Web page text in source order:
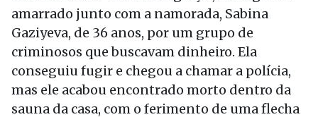
amarrado junto com a namorada, Sabina
Gaziyeva, de 36 anos, por um grupo de
criminosos que buscavam dinheiro. Ela
conseguiu fugir e chegou a chamar a polícia,
mas ele acabou encontrado morto dentro da
sauna da casa, com o ferimento de uma flecha